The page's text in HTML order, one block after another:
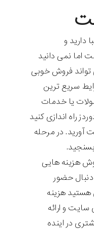
و
اما نمی دانید
فروش خوبی
سریع ترین
یا خدمات
راه اندازی کنید
آورید. در مرحله
هزینه هایی
دنبال حضور
هستید هزینه
و ارائه
در اینده